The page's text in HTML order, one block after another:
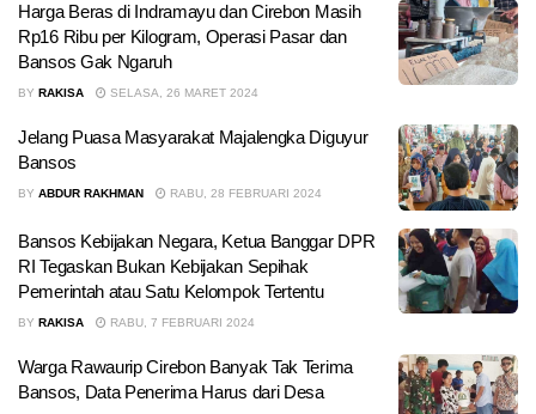
Harga Beras di Indramayu dan Cirebon Masih
Rp16 Ribu per Kilogram, Operasi Pasar dan
Bansos Gak Ngaruh
BY RAKISA SELASA, 26 MARET 2024
Jelang Puasa Masyarakat Majalengka Diguyur
Bansos
BY ABDUR RAKHMAN RABU, 28 FEBRUARI 2024
Bansos Kebijakan Negara, Ketua Banggar DPR
RI Tegaskan Bukan Kebijakan Sepihak
Pemerintah atau Satu Kelompok Tertentu
BY RAKISA RABU, 7 FEBRUARI 2024
Warga Rawaurip Cirebon Banyak Tak Terima
Bansos, Data Penerima Harus dari Desa